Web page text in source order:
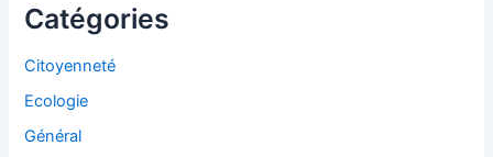
Catégories
Citoyenneté
Ecologie
Général